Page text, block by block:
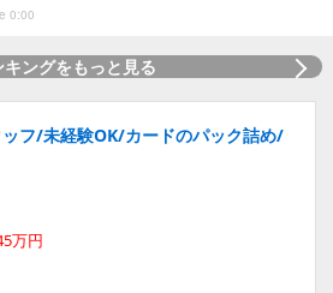
0:00
キングをもっと見る
フ/未経験OK/カードのパック詰め/
万円